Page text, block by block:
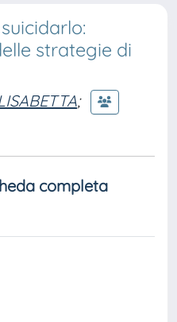
strategie di
;
completa